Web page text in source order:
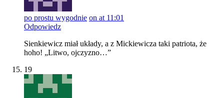
po prostu wygodnie on at 11:01
Odpowiedz
Sienkiewicz miał układy, a z Mickiewicza taki patriota, że
hoho! „Litwo, ojczyzno…”
19